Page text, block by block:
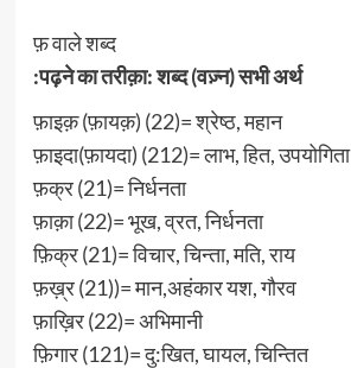
फ़ वाले शब्द
:पढ़ने का तरीक़ा: शब्द (वज़्न) सभी अर्थ
फ़ाइक़ (फ़ायक़) (22)= श्रेष्ठ, महान
फ़ाइदा(फ़ायदा) (212)= लाभ, हित, उपयोगिता
फ़क्र (21)= निर्धनता
फ़ाक़ा (22)= भूख, व्रत, निर्धनता
फ़िक्र (21)= विचार, चिन्ता, मति, राय
फ़ख़्र (21))= मान,अहंकार यश, गौरव
फ़ाख़िर (22)= अभिमानी
फ़िगार (121)= दु:खित, घायल, चिन्तित